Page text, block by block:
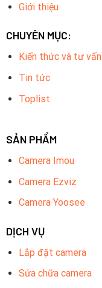
Giới thiệu
CHUYÊN MỤC:
Kiến thức và tư vấn
Tin tức
Toplist
SẢN PHẨM
Camera Imou
Camera Ezviz
Camera Yoosee
DỊCH VỤ
Lắp đặt camera
Sửa chữa camera